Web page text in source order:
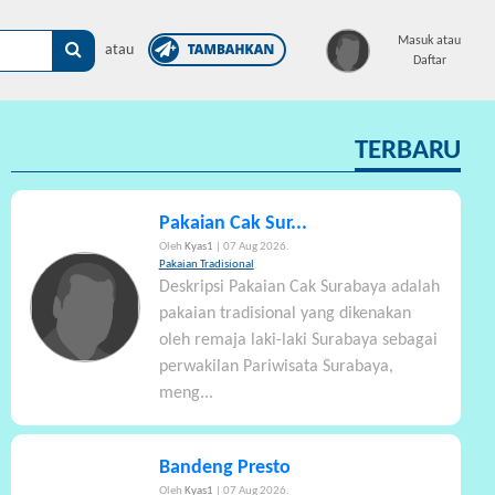
atau
Masuk atau
Daftar
×
TERBARU
Pakaian Cak Sur...
Oleh Kyas1
| 07 Aug 2026.
Pakaian Tradisional
Deskripsi Pakaian Cak Surabaya adalah
pakaian tradisional yang dikenakan
oleh remaja laki-laki Surabaya sebagai
perwakilan Pariwisata Surabaya,
meng...
Bandeng Presto
Oleh Kyas1
| 07 Aug 2026.